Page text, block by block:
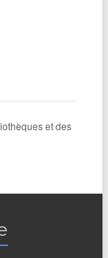
et des